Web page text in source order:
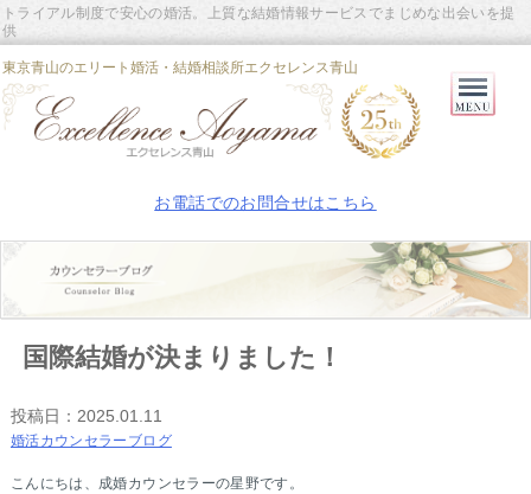
東京青山のエリート婚活・結婚相談所エクセレンス青山
トライアル制度で安心の婚活。上質な結婚情報サービスでまじめな出会いを提
供
お電話でのお問合せはこちら
国際結婚が決まりました！
投稿日： 2025.01.11
婚活カウンセラーブログ
こんにちは、成婚カウンセラーの星野です。